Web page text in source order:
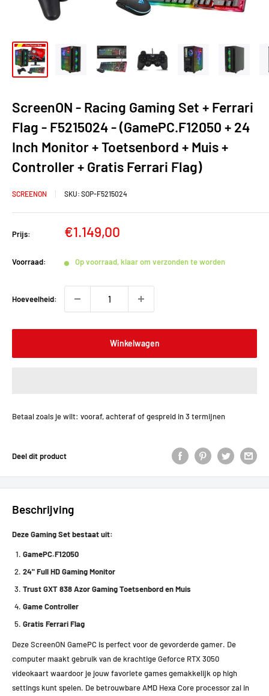
ScreenON - Racing Gaming Set + Ferrari
Flag - F5215024 - (GamePC.F12050 + 24
Inch Monitor + Toetsenbord + Muis +
Controller + Gratis Ferrari Flag)
SCREENON SKU: SOP-F5215024
Prijs: Verkoopprijs
€1.149,00
Voorraad: Op voorraad, klaar om verzonden te worden
Hoeveelheid:
Winkelwagen
Betaal zoals je wilt: vooraf, achteraf of gespreid in 3 termijnen
Deel dit product
Beschrijving
Deze Gaming Set bestaat uit:
GamePC.F12050
24" Full HDGaming Monitor
Trust GXT 838 Azor Gaming Toetsenbord en Muis
Game Controller
Gratis Ferrari Flag
Deze ScreenON GamePC is perfect voor de gevorderde gamer. De
computer maakt gebruik van de krachtige Geforce RTX 3050
videokaart waardoor je jouw favoriete games gemakkelijk op high
settings kunt spelen. De betrouwbare AMD Hexa Core processor zal in